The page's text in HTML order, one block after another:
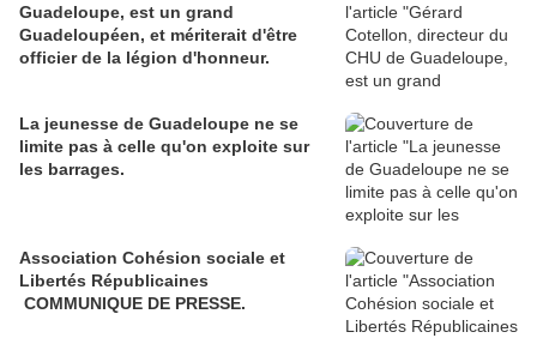
Guadeloupe, est un grand
Guadeloupéen, et mériterait d'être
officier de la légion d'honneur.
La jeunesse de Guadeloupe ne se
limite pas à celle qu'on exploite sur
les barrages.
Association Cohésion sociale et
Libertés Républicaines
COMMUNIQUE DE PRESSE.